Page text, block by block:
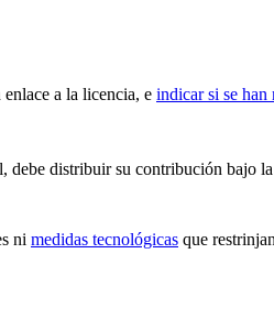
a la licencia, e indicar si se han
debe distribuir su contribución bajo
ni medidas tecnológicas que